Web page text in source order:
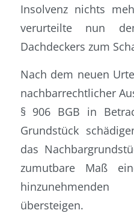
Insolvenz nichts
verurteilte nun
Dachdeckers zum
Nach dem neuen
nachbarrechtlicher
§ 906 BGB in
Grundstück
das
zumutbare Maß
übersteigen.